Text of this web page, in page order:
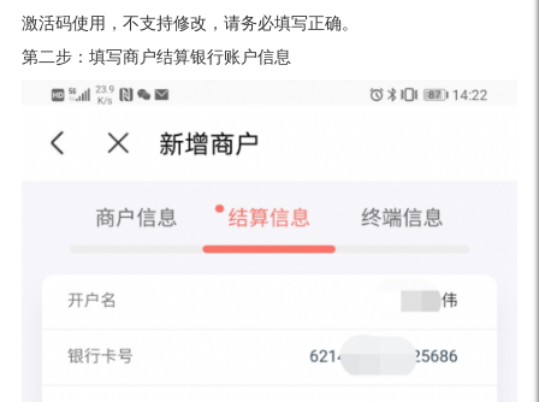
激活码使用，不支持修改，请务必填写正确。
第二步：填写商户结算银行账户信息